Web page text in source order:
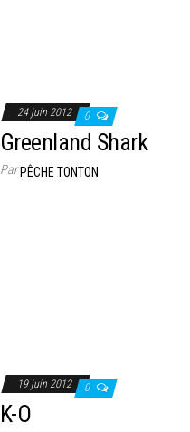
24 juin 2012 0
Greenland Shark
ParPÊCHE TONTON
19 juin 2012 0
K-O